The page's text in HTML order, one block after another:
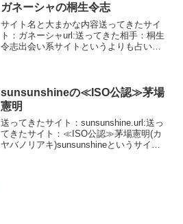
ガネーシャの桐生令志
サイト名と大まかな内容送ってきたサイ
ト：ガネーシャurl:送ってきた相手：桐生
令志出会い系サイトというよりも占いサ
す。ガネーシャとい...
sunsunshineの≪ISO公認≫茅場
憲明
送ってきたサイト：sunsunshine.url:送っ
てきたサイト：≪ISO公認≫茅場憲明(カ
ヤバノリアキ)sunsunshineというサイト